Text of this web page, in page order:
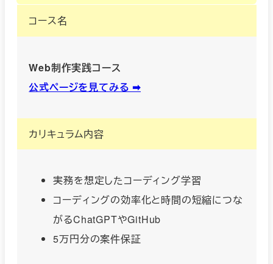
コース名
Web制作実践コース
公式ページを見てみる ➡︎
カリキュラム内容
実務を想定したコーディング学習
コーディングの効率化と時間の短縮につな
がるChatGPTやGitHub
5万円分の案件保証